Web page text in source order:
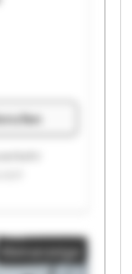
Kleinanzeige